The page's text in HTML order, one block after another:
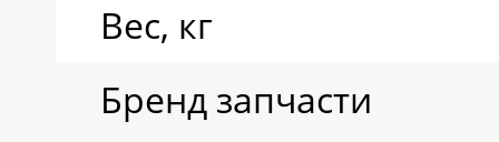
Вес, кг
Бренд запчасти